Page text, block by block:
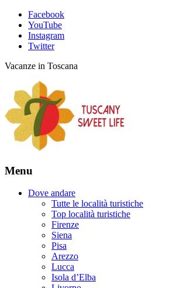
Facebook
YouTube
Instagram
Twitter
Vacanze in Toscana
Menu
Dove andare
Tutte le località turistiche
Top località turistiche
Firenze
Siena
Pisa
Arezzo
Lucca
Isola d’Elba